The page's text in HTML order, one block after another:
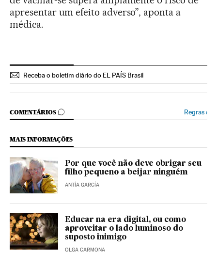
apresentar um efeito adverso”, aponta a
médica.
Receba o boletim diário do EL PAÍS Brasil
COMENTÁRIOS
COMENTÁRIOS Regras›
MAIS INFORMAÇÕES
Por que você não deve obrigar seu
filho pequeno a beijar ninguém
ANTÍA GARCÍA
Educar na era digital, ou como
aproveitar o lado luminoso do
suposto inimigo
OLGA CARMONA